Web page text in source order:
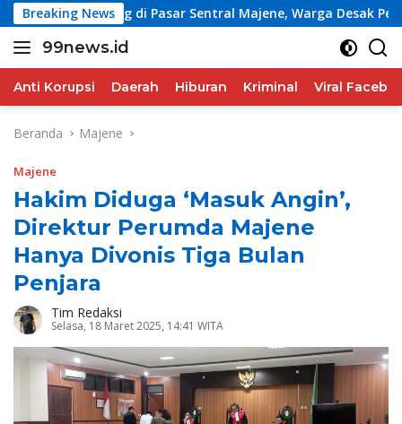
Langsung
ke
konten
Breaking News
ulang di Pasar Sentral Majene, Warga Desak Pencopotan
99news.id
Terbaik
Anti Korupsi Daerah Hiburan Kriminal Viral
Beranda Majene
Majene
Hakim Diduga ‘Masuk Angin’,
Direktur Perumda Majene
Hanya Divonis Tiga Bulan
Penjara
Tim Redaksi
Selasa, 18 Maret 2025, 14:41 WITA